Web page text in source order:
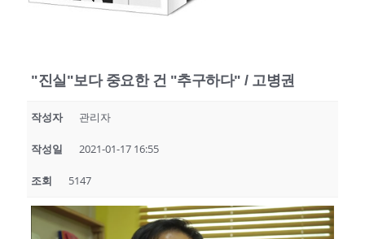
"진실"보다 중요한 건 "추구하다" / 고병권
작성자 관리자
작성일 2021-01-17 16:55
조회 5147